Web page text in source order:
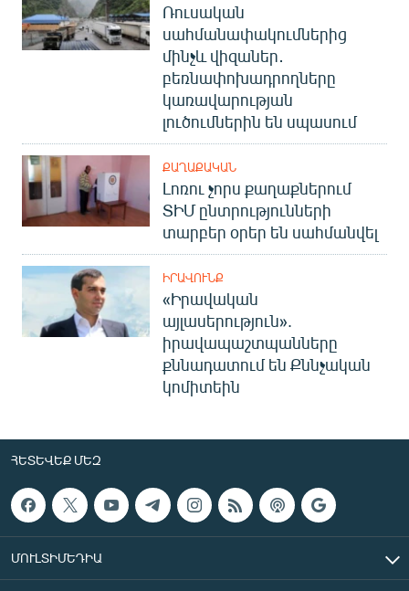
Ռուսական
սահմանափակումներից
մինչև վիզաներ․
բեռնափոխադրողները
կառավարության
լուծումներին են սպասում
ՔԱՂԱՔԱԿԱՆ
Լոռու չորս քաղաքներում
ՏԻՄ ընտրությունների
տարբեր օրեր են սահմանվել
ԻՐԱՎՈՒՆՔ
«Իրավական
այլասերություն».
իրավապաշտպանները
քննադատում են Քննչական
կոմիտեին
ՀԵՏԵՎԵՔ ՄԵԶ
ՄՈՒԼՏԻՄԵԴԻԱ